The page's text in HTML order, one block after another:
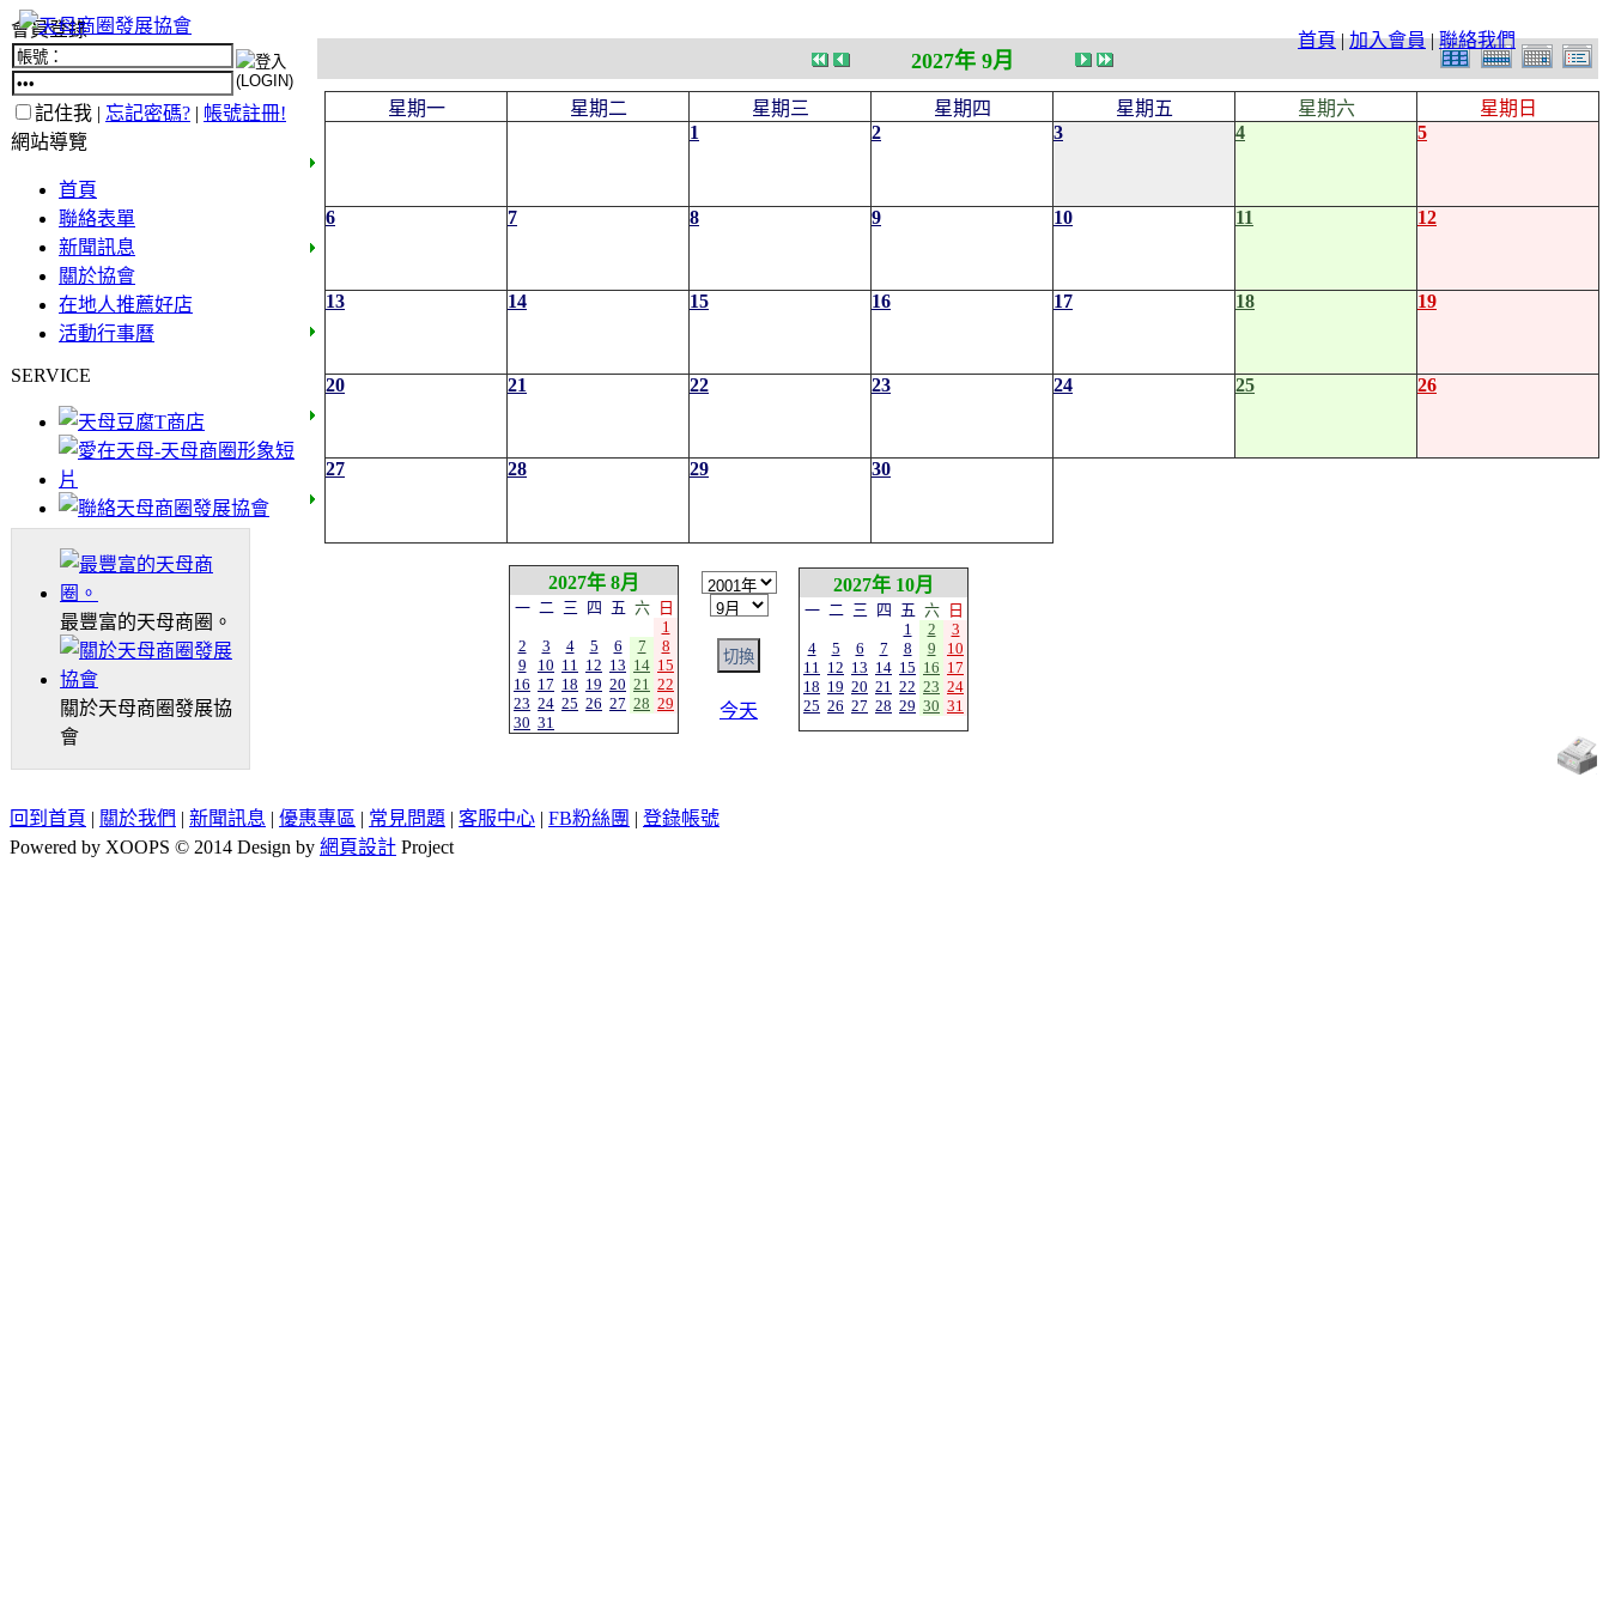
首頁|加入會員|聯絡我們
會員登錄
記住我 | 忘記密碼? | 帳號註冊!
網站導覽
首頁
聯絡表單
新聞訊息
關於協會
在地人推薦好店
活動行事曆
SERVICE
最豐富的天母商圈。
關於天母商圈發展協
會
2027年 9月
星期一 星期二 星期三 星期四 星期五 星期六
星期日
1
2 3 4 5
6 7 8 9 10 11 12
13 14 15 16 17 18 19
20 21 22 23 24 25 26
27 28 29 30
2027年 8月
一 二 三 四 五 六
日
1
2
3 4 5 6 7
8
9
10 11 12 13 14 15
16 17 18 19 20 21 22
23 24 25 26 27 28 29
30 31
今天
2027年 10月
一 二 三 四 五 六
日
1
2
3
4
5 6 7 8 9
10
11 12 13 14 15 16 17
18 19 20 21 22 23 24
25 26 27 28 29 30 31
回到首頁 | 關於我們 | 新聞訊息 | 優惠專區 | 常見問題 | 客服中心 | FB粉絲團 | 登錄帳號
Powered by XOOPS © 2014 Design by 網頁設計 Project